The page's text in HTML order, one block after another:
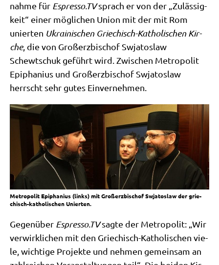
nah­me für Espres​so​.TVsprach er von der „Zuläs­sig­
keit“ einer mög­li­chen Uni­on mit der mit Rom
unier­ten Ukrai­ni­schen Grie­chisch-Katho­li­schen Kir­
che, die von Groß­erz­bi­schof Swja­to­slaw
Schewtschuk geführt wird. Zwi­schen Metro­po­lit
Epi­pha­ni­us und Groß­erz­bi­schof Swja­to­slaw
herrscht sehr gutes Einvernehmen.
Metro­po­lit Epi­pha­ni­us (links) mit Groß­erz­bi­schof Swja­to­slaw der grie­
chisch-katho­li­schen Unierten.
Gegen­über Espres​so​.TVsag­te der Metro­po­lit: „Wir
ver­wirk­li­chen mit den Grie­chisch-Katho­li­schen vie­
le, wich­ti­ge Pro­jek­te und neh­men gemein­sam an